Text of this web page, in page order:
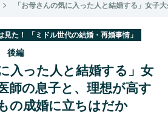
ビーイング #データ・調査 #国内株式型
「お母さんの気に入った人と結婚する」女
た！ 「ミドル世代の結婚・再婚事情」
後編
入った人と結婚する」女
師の息子と、理想が高す
の成婚に立ちはだか